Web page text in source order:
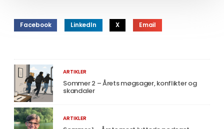
Facebook LinkedIn X Email
ARTIKLER
Sommer 2 – Årets møgsager, konflikter og
skandaler
ARTIKLER